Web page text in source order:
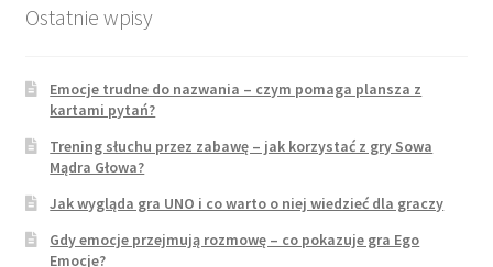
Ostatnie wpisy
Emocje trudne do nazwania – czym pomaga plansza z
kartami pytań?
Trening słuchu przez zabawę – jak korzystać z gry Sowa
Mądra Głowa?
Jak wygląda gra UNO i co warto o niej wiedzieć dla graczy
Gdy emocje przejmują rozmowę – co pokazuje gra Ego
Emocje?